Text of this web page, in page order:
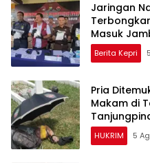
Jaringan
Masuk
Berita Kepri
Pria
Makam di
HUKRIM 5